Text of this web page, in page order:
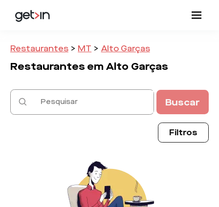
Restaurantes > MT > Alto Garças
Restaurantes emAlto Garças
Buscar
Filtros